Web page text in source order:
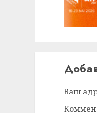
Ваш